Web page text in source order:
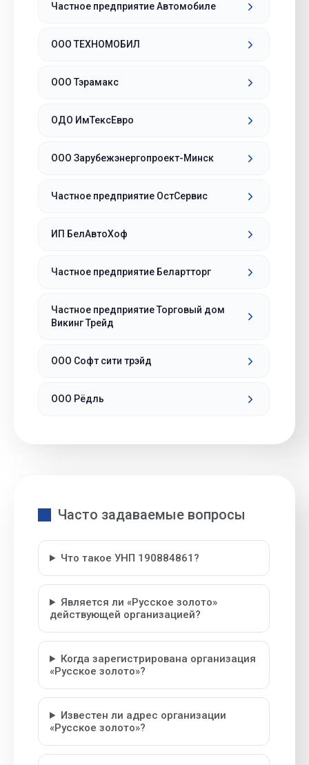
Частное предприятие Автомобиле
ООО ТЕХНОМОБИЛ
ООО Тэрамакс
ОДО ИмТексЕвро
ООО Зарубежэнергопроект-Минск
Частное предприятие ОстСервис
ИП БелАвтоХоф
Частное предприятие Белартторг
Частное предприятие Торговый дом
Викинг Трейд
ООО Софт сити трэйд
ООО Рёдль
Часто задаваемые вопросы
Что такое УНП 190884861?
Является ли «Русское золото»
действующей организацией?
Когда зарегистрирована организация
«Русское золото»?
Известен ли адрес организации
«Русское золото»?